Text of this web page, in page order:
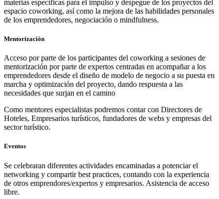
materias específicas para el impulso y despegue de los proyectos del
espacio coworking, así como la mejora de las habilidades personales
de los emprendedores, negociación o mindfulness.
Mentorización
Acceso por parte de los participantes del coworking a sesiones de
mentorización por parte de expertos centradas en acompañar a los
emprendedores desde el diseño de modelo de negocio a su puesta en
marcha y optimización del proyecto, dando respuesta a las
necesidades que surjan en el camino
Como mentores especialistas podremos contar con Directores de
Hoteles, Empresarios turísticos, fundadores de webs y empresas del
sector turístico.
Eventos
Se celebraran diferentes actividades encaminadas a potenciar el
networking y compartir best practices, contando con la experiencia
de otros emprendores/expertos y empresarios. Asistencia de acceso
libre.